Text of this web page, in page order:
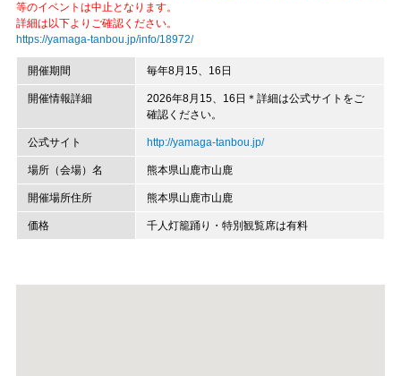
等のイベントは中止となります。
詳細は以下よりご確認ください。
https://yamaga-tanbou.jp/info/18972/
開催期間 毎年8月15、16日
開催情報詳細
2026年8月15、16日＊詳細は公式サイトをご
確認ください。
公式サイト http://yamaga-tanbou.jp/
場所（会場）名 熊本県山鹿市山鹿
開催場所住所 熊本県山鹿市山鹿
価格 千人灯籠踊り・特別観覧席は有料